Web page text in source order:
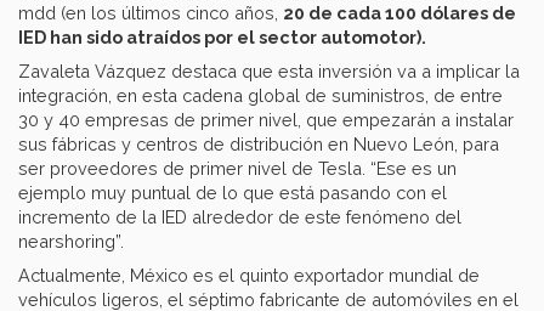
mdd (en los últimos cinco años, 20 de cada 100 dólares de
IED han sido atraídos por el sector automotor).
Zavaleta Vázquez destaca que esta inversión va a implicar la
integración, en esta cadena global de suministros, de entre
30 y 40 empresas de primer nivel, que empezarán a instalar
sus fábricas y centros de distribución en Nuevo León, para
ser proveedores de primer nivel de Tesla. “Ese es un
ejemplo muy puntual de lo que está pasando con el
incremento de la IED alrededor de este fenómeno del
nearshoring”.
Actualmente, México es el quinto exportador mundial de
vehículos ligeros, el séptimo fabricante de automóviles en el